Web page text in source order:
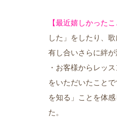
【最近嬉しかったこ
した」をしたり、
有し合いさらに絆
・お客様からレッ
をいただいたこと
を知る」ことを体
た。